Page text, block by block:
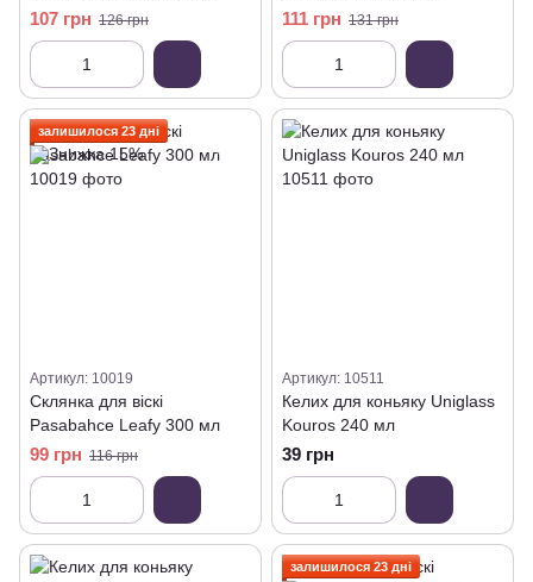
107 грн 126 грн
BORMIOLI ROCCO
111 грн 131 грн
залишилося 23 дні
Артикул: 10019
Склянка для віскі
Pasabahce Leafy 300 мл
99 грн 116 грн
Артикул: 10511
Келих для коньяку Uniglass
Kouros 240 мл
39 грн
залишилося 23 дні